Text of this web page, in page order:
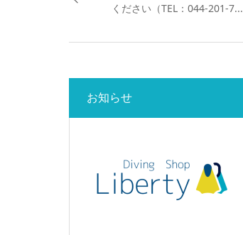
ください（TEL：044-201-7...
お知らせ